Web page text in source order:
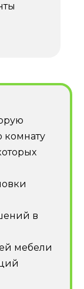
комнату
в
мебели